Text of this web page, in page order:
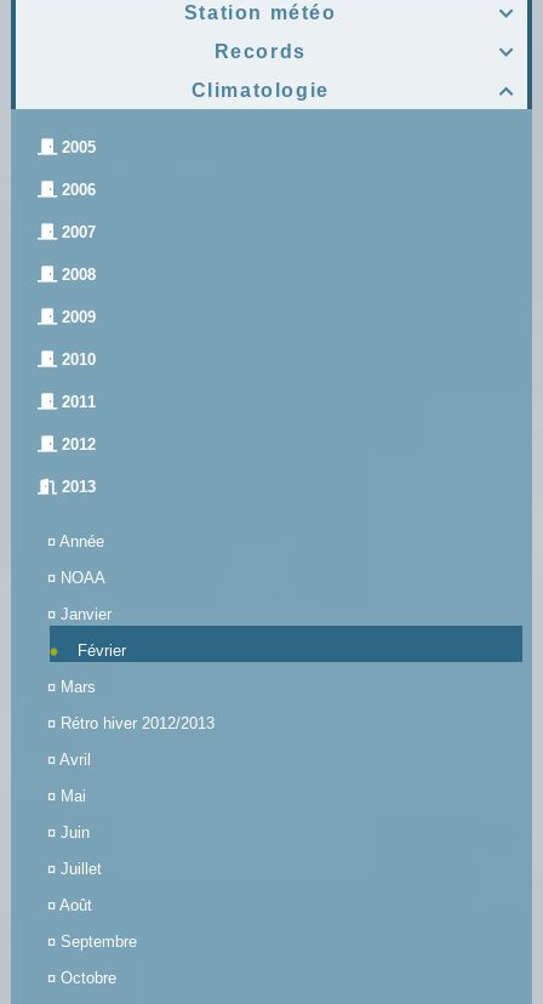

Station météo

Records

Climatologie
2005
2006
2007
2008
2009
2010
2011
2012
2013
¤ Année
¤ NOAA
¤ Janvier
Février
¤ Mars
¤ Rétro hiver 2012/2013
¤ Avril
¤ Mai
¤ Juin
¤ Juillet
¤ Août
¤ Septembre
¤ Octobre